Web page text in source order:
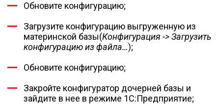
Обновите конфигурацию;
Загрузите конфигурацию выгруженную из
материнской базы(Конфигурация -> Загрузить
конфигурацию из файла…);
Обновите конфигурацию;
Закройте конфигуратор дочерней базы и
зайдите в нее в режиме 1С:Предприятие;